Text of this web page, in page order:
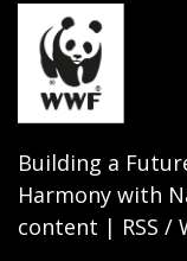
Building a
Harmony with
content | RSS /